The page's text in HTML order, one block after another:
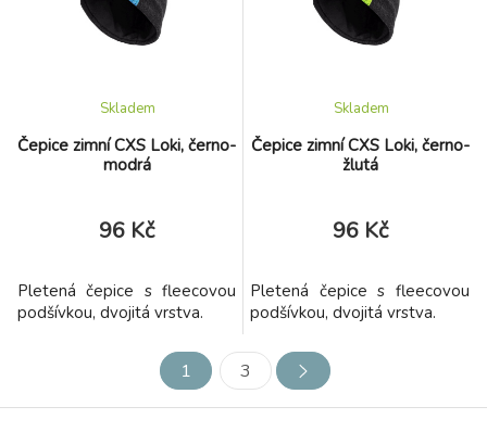
Čepice zimní CXS Loki, černo-
modrá
Skladem
96 Kč
Pletená čepice s fleecovou
podšívkou, dvojitá vrstva.
Čepice zimní CXS Loki, černo-
žlutá
Skladem
96 Kč
Pletená čepice s fleecovou
podšívkou, dvojitá vrstva.
1 3